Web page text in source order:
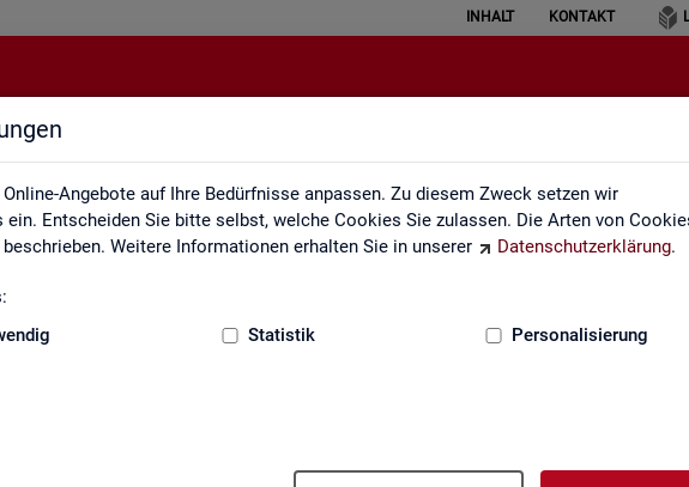
Angebote auf Ihre Bedürfnisse anpassen. Zu diesem Zweck setzen wir
ein. Entscheiden Sie bitte selbst, welche Cookies Sie zulassen. Die Arten von
Weitere Informationen erhalten Sie in unserer
Datenschutzerklärung.
Statistik Personalisierung
INHALT KONTAKT
Pendleratlas
für Krei­se und Ge­mein­den/